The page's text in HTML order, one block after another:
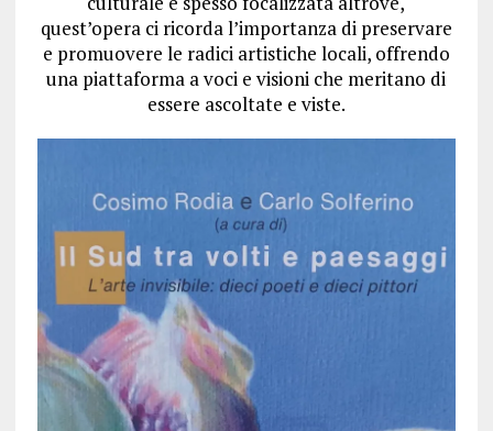
quest’opera ci ricorda l’importanza di preservare
e promuovere le radici artistiche locali, offrendo
una piattaforma a voci e visioni che meritano di
essere ascoltate e viste.